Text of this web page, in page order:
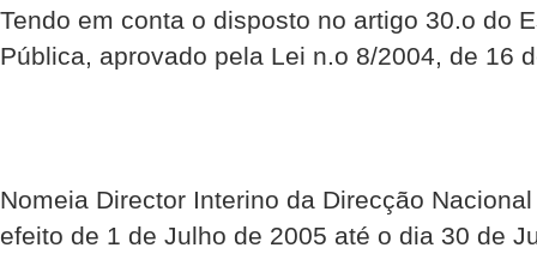
Tendo em conta o disposto no artigo 30.o do
Pública, aprovado pela Lei n.o 8/2004, de 16
Nomeia Director Interino da Direcção
efeito de 1 de Julho de 2005 até o dia 30 de